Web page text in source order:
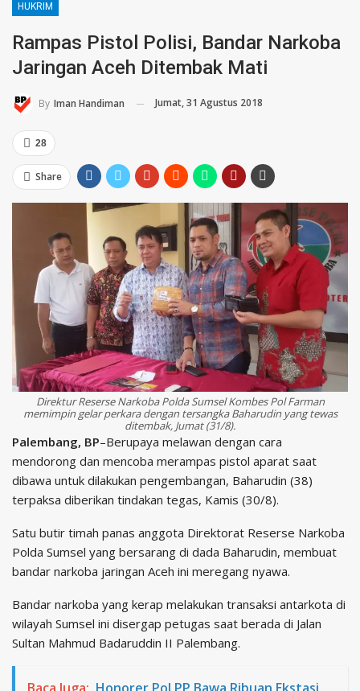
HUKRIM
Rampas Pistol Polisi, Bandar Narkoba
Jaringan Aceh Ditembak Mati
By Iman Handiman Jumat, 31 Agustus 2018
28
Share
Direktur Reserse Narkoba Polda Sumsel Kombes Pol Farman
memimpin gelar perkara dengan tersangka Baharudin yang tewas
ditembak, Jumat (31/8).
Palembang, BP–Berupaya melawan dengan cara
mendorong dan mencoba merampas pistol aparat saat
dibawa untuk dilakukan pengembangan, Baharudin (38)
terpaksa diberikan tindakan tegas, Kamis (30/8).
Satu butir timah panas anggota Direktorat Reserse Narkoba
Polda Sumsel yang bersarang di dada Baharudin, membuat
bandar narkoba jaringan Aceh ini meregang nyawa.
Bandar narkoba yang kerap melakukan transaksi antarkota di
wilayah Sumsel ini disergap petugas saat berada di Jalan
Sultan Mahmud Badaruddin II Palembang.